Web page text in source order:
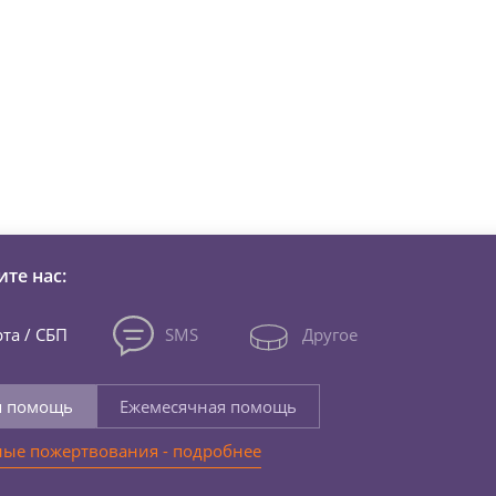
нас:
/ СБП SMS Другое
помощь
Ежемесячная помощь
пожертвования - подробнее